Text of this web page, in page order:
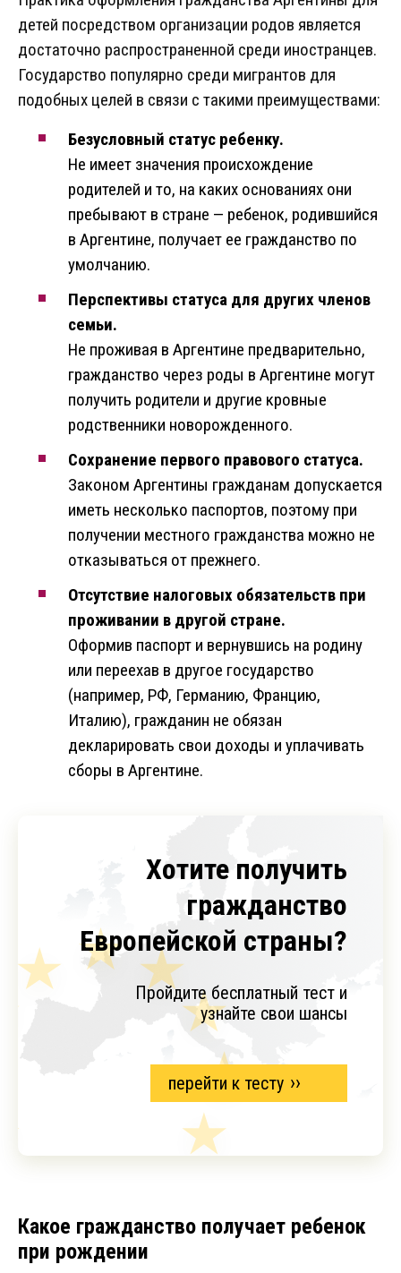
детей посредством организации родов является
достаточно распространенной среди иностранцев.
Государство популярно среди мигрантов для
подобных целей в связи с такими преимуществами:
Безусловный статус ребенку.
Не имеет значения происхождение
родителей и то, на каких основаниях они
пребывают в стране — ребенок, родившийся
в Аргентине, получает ее гражданство по
умолчанию.
Перспективы статуса для других членов
семьи.
Не проживая в Аргентине предварительно,
гражданство через роды в Аргентине могут
получить родители и другие кровные
родственники новорожденного.
Сохранение первого правового статуса.
Законом Аргентины гражданам допускается
иметь несколько паспортов, поэтому при
получении местного гражданства можно не
отказываться от прежнего.
Отсутствие налоговых обязательств при
проживании в другой стране.
Оформив паспорт и вернувшись на родину
или переехав в другое государство
(например, РФ, Германию, Францию,
Италию), гражданин не обязан
декларировать свои доходы и уплачивать
сборы в Аргентине.
Хотите получить
гражданство
Европейской страны?
Пройдите бесплатный тест и
узнайте свои шансы
перейти к тесту
Какое гражданство получает ребенок
при рождении